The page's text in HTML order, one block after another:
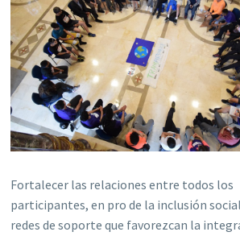
Fortalecer las relaciones entre todos los
participantes, en pro de la inclusión
redes de soporte que favorezcan la